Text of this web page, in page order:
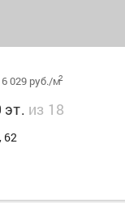
029 руб./м2
эт. из 18
62